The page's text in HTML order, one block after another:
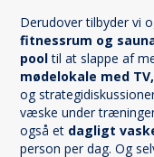
Derudover tilbyder vi
fitnessrum og
pooltil at slappe af
mødelokale med
og
væske under
også et dagligt
person per dag. Og